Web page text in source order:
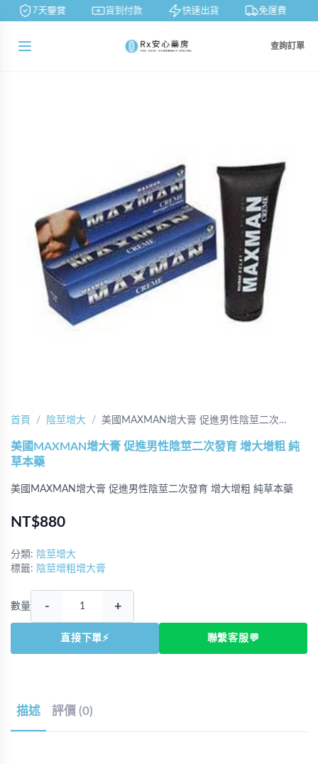
7天鑒賞 貨到付款 快速出貨 免運費
查詢訂單
首頁 陰莖增大 美國MAXMAN增大膏 促進男性陰莖二次…
美國MAXMAN增大膏 促進男性陰莖二次發育 增大增粗 純
草本藥
美國MAXMAN增大膏 促進男性陰莖二次發育 增大增粗 純草本藥
NT$880
分類: 陰莖增大
標籤: 陰莖增粗增大膏
數量 - +
直接下單⚡ 聯繫客服💬
描述 評價 (0)